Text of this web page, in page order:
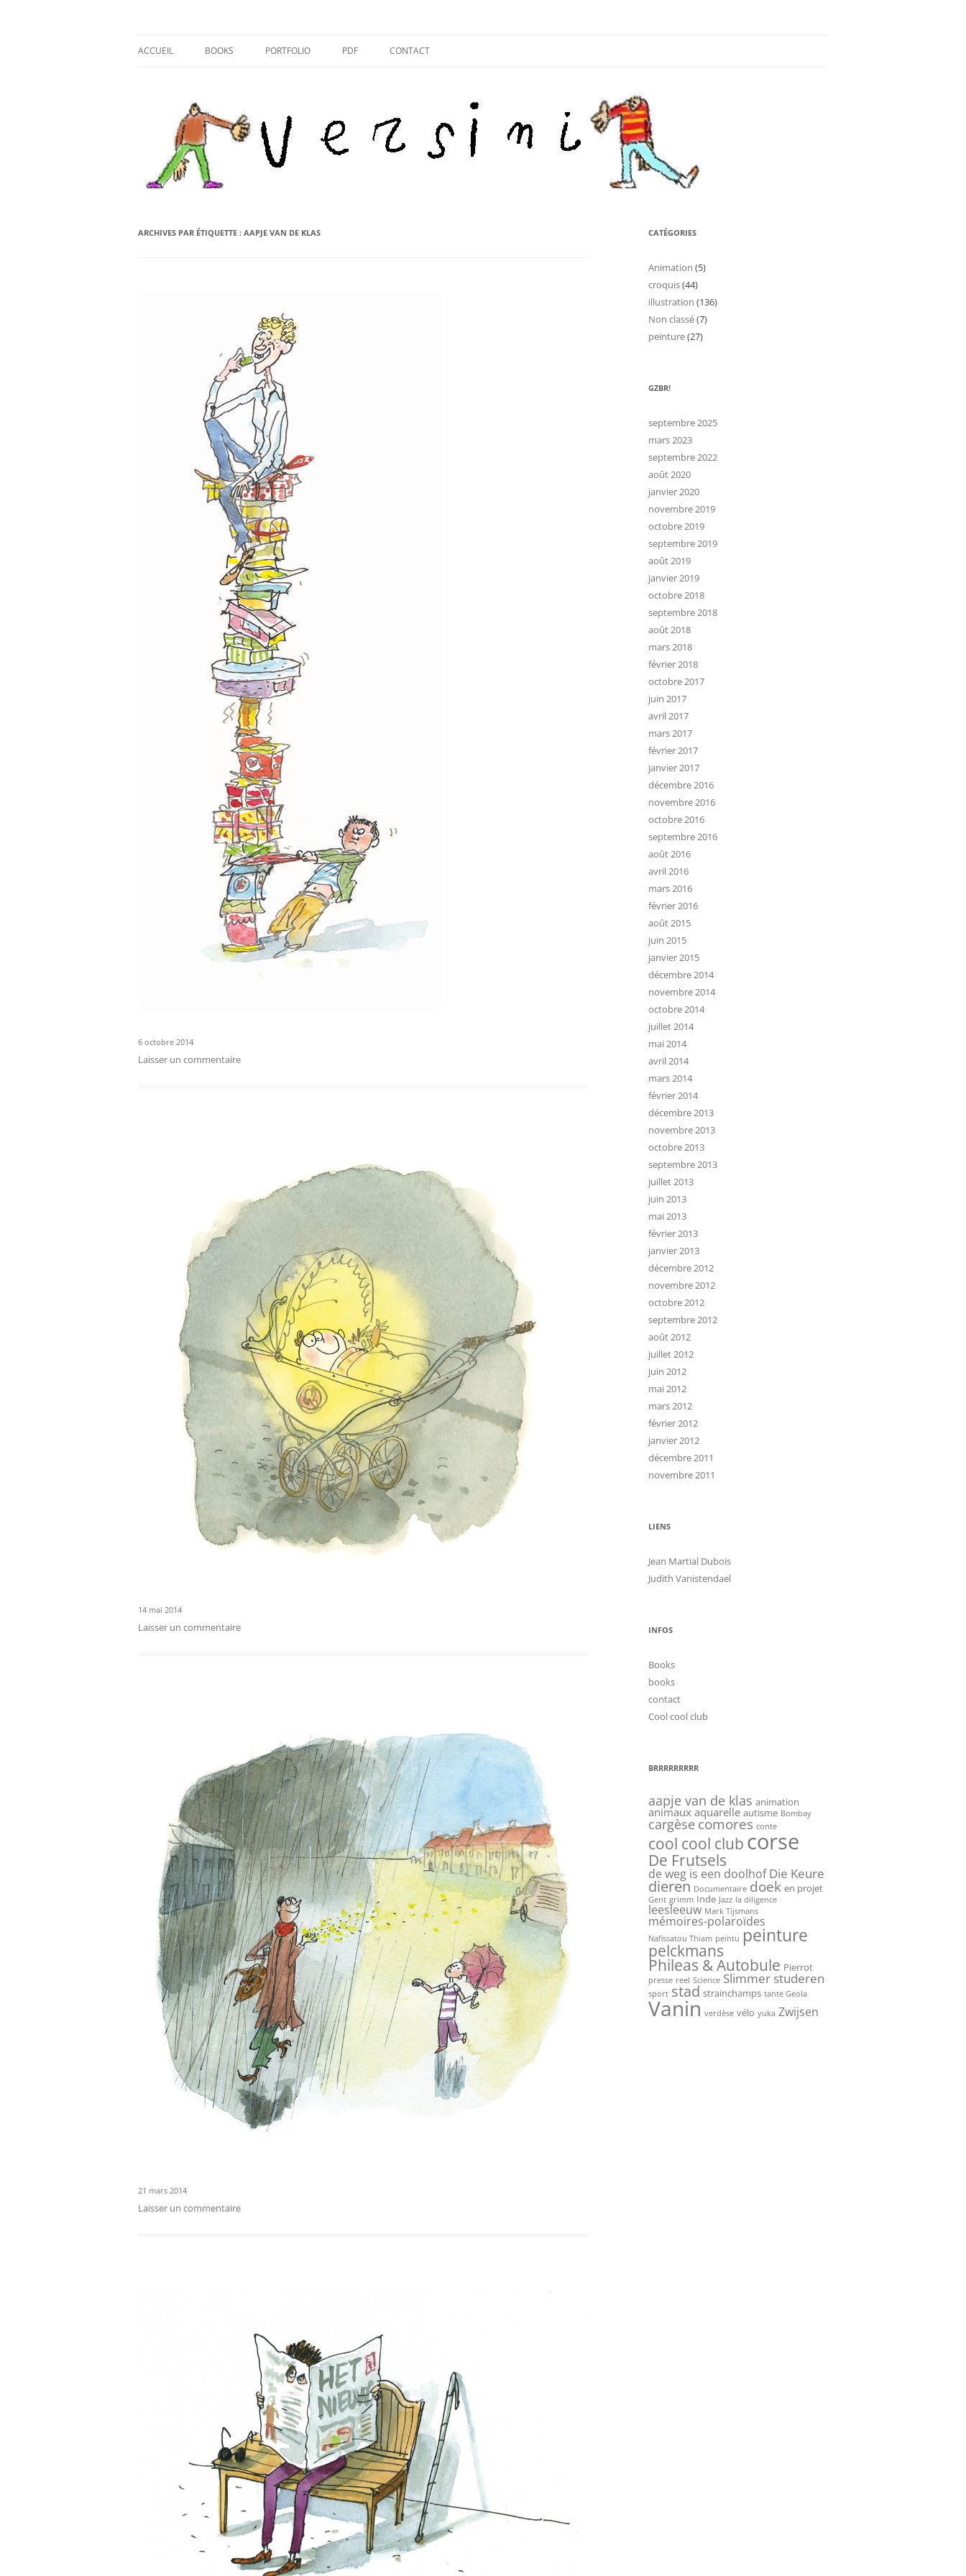
ACCUEIL BOOKS PORTFOLIO PDF CONTACT
ARCHIVES PAR ÉTIQUETTE : AAPJE VAN DE KLAS
6 octobre 2014
Laisser un commentaire
14 mai 2014
Laisser un commentaire
21 mars 2014
Laisser un commentaire
CATÉGORIES
Animation (5)
croquis(44)
illustration (136)
Non classé(7)
peinture(27)
GZBR!
septembre 2025
mars 2023
septembre 2022
août 2020
janvier 2020
novembre 2019
octobre 2019
septembre 2019
août 2019
janvier 2019
octobre 2018
septembre 2018
août 2018
mars 2018
février 2018
octobre 2017
juin 2017
avril 2017
mars 2017
février 2017
janvier 2017
décembre 2016
novembre 2016
octobre 2016
septembre 2016
août 2016
avril 2016
mars 2016
février 2016
août 2015
juin 2015
janvier 2015
décembre 2014
novembre 2014
octobre 2014
juillet 2014
mai 2014
avril 2014
mars 2014
février 2014
décembre 2013
novembre 2013
octobre 2013
septembre 2013
juillet 2013
juin 2013
mai 2013
février 2013
janvier 2013
décembre 2012
novembre 2012
octobre 2012
septembre 2012
août 2012
juillet 2012
juin 2012
mai 2012
mars 2012
février 2012
janvier 2012
décembre 2011
novembre 2011
LIENS
Jean Martial Dubois
Judith Vanistendael
INFOS
Books
books
contact
Cool cool club
BRRRRRRRRR
aapje van de klas animation
animaux aquarelle autisme Bombay
cargèse comores conte
cool cool club corse
De Frutsels
de weg is een doolhof Die Keure
dieren Documentaire doek en projet
Gent grimm Inde Jazz la diligence
leesleeuw Mark Tijsmans
mémoires-polaroïdes
Nafissatou Thiam peintu peinture
pelckmans
Phileas & Autobule Pierrot
presse reel Science Slimmer studeren
sport stad strainchamps tante Geola
Vanin verdèse vélo yuka Zwijsen